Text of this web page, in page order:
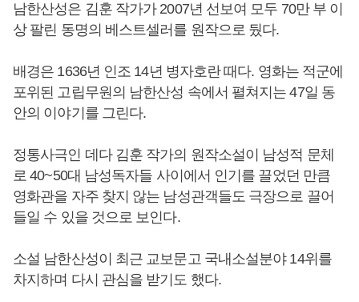
남한산성은 김훈 작가가 2007년 선보여 모두 70만 부 이
상 팔린 동명의 베스트셀러를 원작으로 뒀다.
배경은 1636년 인조 14년 병자호란 때다. 영화는 적군에
포위된 고립무원의 남한산성 속에서 펼쳐지는 47일 동
안의 이야기를 그린다.
정통사극인 데다 김훈 작가의 원작소설이 남성적 문체
로 40~50대 남성독자들 사이에서 인기를 끌었던 만큼
영화관을 자주 찾지 않는 남성관객들도 극장으로 끌어
들일 수 있을 것으로 보인다.
소설 남한산성이 최근 교보문고 국내소설분야 14위를
차지하며 다시 관심을 받기도 했다.